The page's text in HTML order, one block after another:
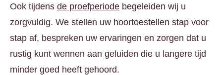
Ook tijdens de proefperiode begeleiden wij u
zorgvuldig. We stellen uw hoortoestellen stap voor
stap af, bespreken uw ervaringen en zorgen dat u
rustig kunt wennen aan geluiden die u langere tijd
minder goed heeft gehoord.